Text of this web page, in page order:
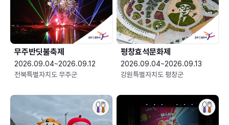
무주반딧불축제
2026.09.04~2026.09.12
전북특별자치도 무주군
평창효석문화제
2026.09.04~2026.09.13
강원특별자치도 평창군